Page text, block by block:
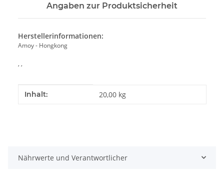
Angaben zur Produktsicherheit
Herstellerinformationen:
Amoy - Hongkong
, ,
Produkteigenschaft
Wert
Inhalt: 20,00 kg
Nährwerte und Verantwortlicher